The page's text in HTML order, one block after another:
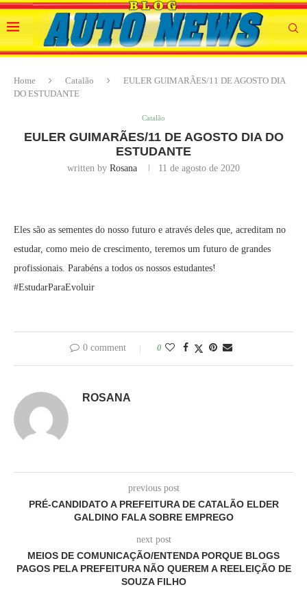
Home Catalão
EULER GUIMARÃES/11 DE AGOSTO DIA
DO ESTUDANTE
Catalão
EULER GUIMARÃES/11 DE AGOSTO DIA DO
ESTUDANTE
written by Rosana 11 de agosto de 2020
Eles são as sementes do nosso futuro e através deles que, acreditam no
estudar, como meio de crescimento, teremos um futuro de grandes
profissionais. Parabéns a todos os nossos estudantes!
#EstudarParaEvoluir
0 comment 0
ROSANA
previous post
PRÉ-CANDIDATO A PREFEITURA DE CATALÃO ELDER
GALDINO FALA SOBRE EMPREGO
next post
MEIOS DE COMUNICAÇÃO/ENTENDA PORQUE BLOGS
PAGOS PELA PREFEITURA NÃO QUEREM A REELEIÇÃO DE
SOUZA FILHO